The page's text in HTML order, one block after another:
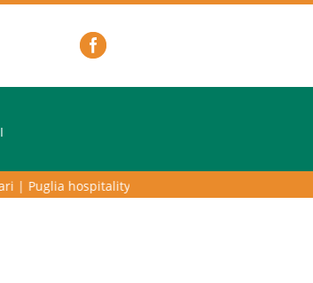
Puglia hospitality lab – programma di alta